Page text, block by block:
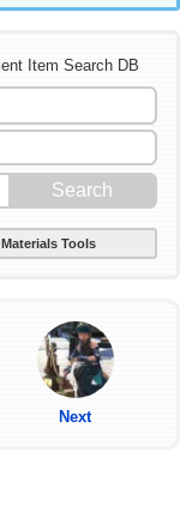
Item Search DB
Materials Tools
Next